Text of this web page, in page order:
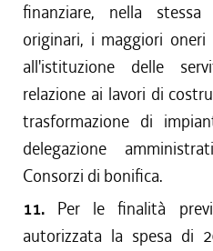
finanziare, nella
originari, i maggiori
all'istituzione delle
relazione ai lavori di
trasformazione di
delegazione
Consorzi di bonifica.
11. Per le finalità
autorizzata la spesa di